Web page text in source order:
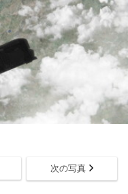
次の写真